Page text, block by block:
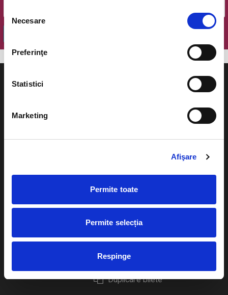
consimțământului
Necesare
Preferinţe
Statistici
Marketing
Afişare
Permite toate
Permite selecția
Respinge
Cum comand bilete?
Plata online sau cash
eBilet printat acasa
Livrare prin curier
Returnare bilete
Duplicare bilete
Evenimente
festivaluri
Pentru copii